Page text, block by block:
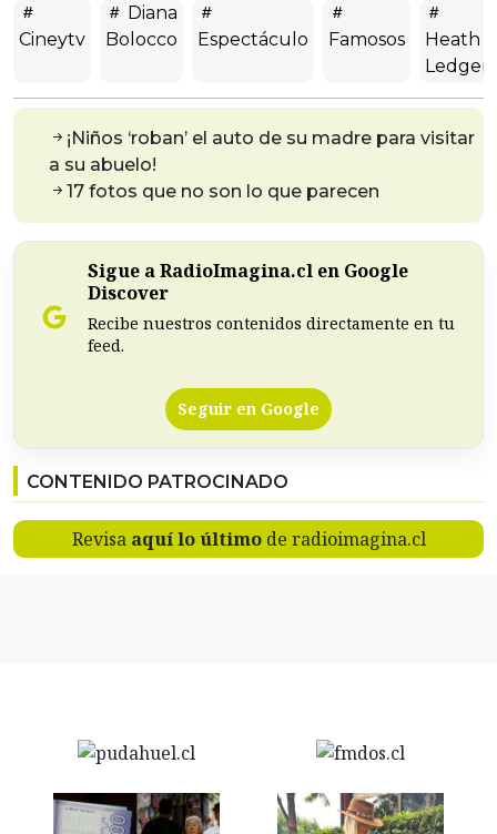
Cineytv
Diana
Bolocco
Espectáculo Famosos
Heath
Ledger
¡Niños ‘roban’ el auto de su madre para visitar
a su abuelo!
17 fotos que no son lo que parecen
Sigue a RadioImagina.cl en Google
Discover
Recibe nuestros contenidos directamente en tu
feed.
Seguir en Google
CONTENIDO PATROCINADO
Revisa aquí lo últimode radioimagina.cl